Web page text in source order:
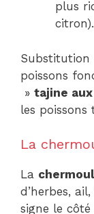
plus
citron).
Substitution
poissons
» tajine
les poissons
La
La
d’herbes,
signe le côté